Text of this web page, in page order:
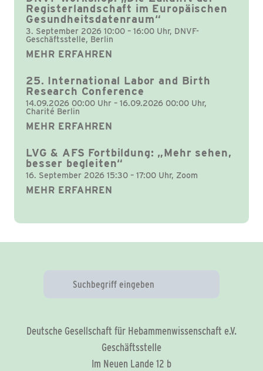
Registerlandschaft im Europäischen
Gesundheitsdatenraum“
3. September 2026 10:00 – 16:00 Uhr, DNVF-
Geschäftsstelle, Berlin
MEHR ERFAHREN
25. International Labor and Birth
Research Conference
14.09.2026 00:00 Uhr – 16.09.2026 00:00 Uhr,
Charité Berlin
MEHR ERFAHREN
LVG & AFS Fortbildung: „Mehr sehen,
besser begleiten“
16. September 2026 15:30 – 17:00 Uhr, Zoom
MEHR ERFAHREN
Deutsche Gesellschaft für Hebammenwissenschaft e.V.
Geschäftsstelle
Im Neuen Lande 12 b